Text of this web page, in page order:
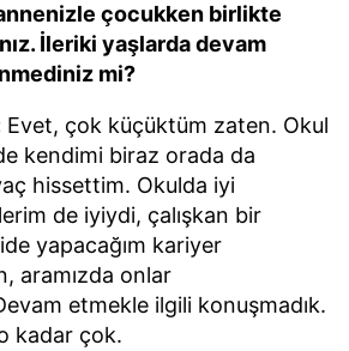
çocukken birlikte
İleriki yaşlarda devam
mi?
Evet, çok küçüktüm zaten. Okul
kendimi biraz orada da
hissettim. Okulda iyi
de iyiydi, çalışkan bir
yapacağım kariyer
aramızda onlar
etmekle ilgili konuşmadık.
kadar çok.